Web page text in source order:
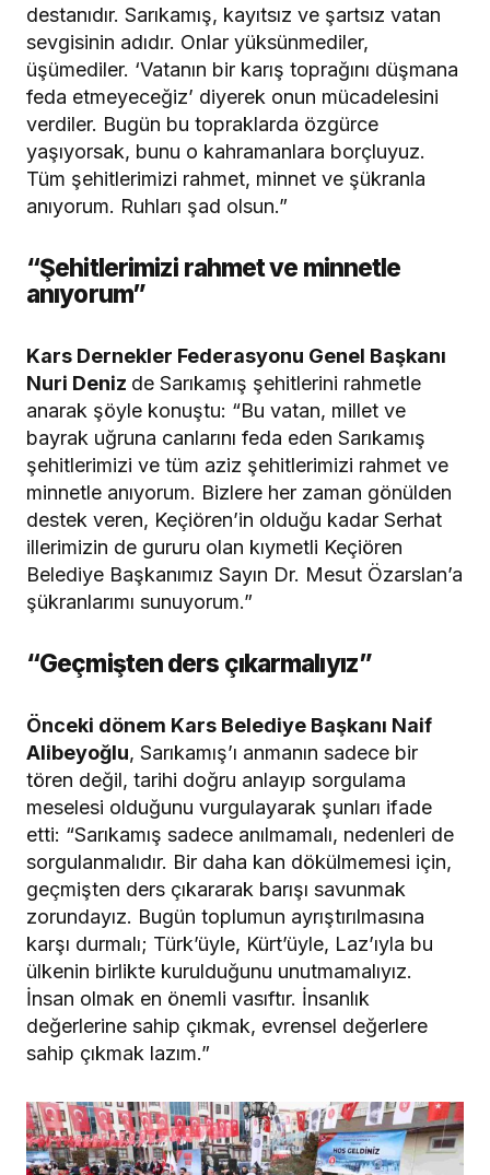
destanıdır. Sarıkamış, kayıtsız ve şartsız vatan
sevgisinin adıdır. Onlar yüksünmediler,
üşümediler. ‘Vatanın bir karış toprağını düşmana
feda etmeyeceğiz’ diyerek onun mücadelesini
verdiler. Bugün bu topraklarda özgürce
yaşıyorsak, bunu o kahramanlara borçluyuz.
Tüm şehitlerimizi rahmet, minnet ve şükranla
anıyorum. Ruhları şad olsun.”
“Şehitlerimizi rahmet ve minnetle
anıyorum”
Kars Dernekler Federasyonu Genel Başkanı
Nuri Deniz de Sarıkamış şehitlerini rahmetle
anarak şöyle konuştu: “Bu vatan, millet ve
bayrak uğruna canlarını feda eden Sarıkamış
şehitlerimizi ve tüm aziz şehitlerimizi rahmet ve
minnetle anıyorum. Bizlere her zaman gönülden
destek veren, Keçiören’in olduğu kadar Serhat
illerimizin de gururu olan kıymetli Keçiören
Belediye Başkanımız Sayın Dr. Mesut Özarslan’a
şükranlarımı sunuyorum.”
“Geçmişten ders çıkarmalıyız”
Önceki dönem Kars Belediye Başkanı Naif
Alibeyoğlu, Sarıkamış’ı anmanın sadece bir
tören değil, tarihi doğru anlayıp sorgulama
meselesi olduğunu vurgulayarak şunları ifade
etti: “Sarıkamış sadece anılmamalı, nedenleri de
sorgulanmalıdır. Bir daha kan dökülmemesi için,
geçmişten ders çıkararak barışı savunmak
zorundayız. Bugün toplumun ayrıştırılmasına
karşı durmalı; Türk’üyle, Kürt’üyle, Laz’ıyla bu
ülkenin birlikte kurulduğunu unutmamalıyız.
İnsan olmak en önemli vasıftır. İnsanlık
değerlerine sahip çıkmak, evrensel değerlere
sahip çıkmak lazım.”